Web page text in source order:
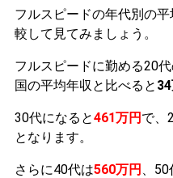
フルスピードの年代別の
較して見てみましょう。
フルスピードに勤める20
国の平均年収と比べると
30代になると461万円 で、
となります。
さらに40代は560万円 、50